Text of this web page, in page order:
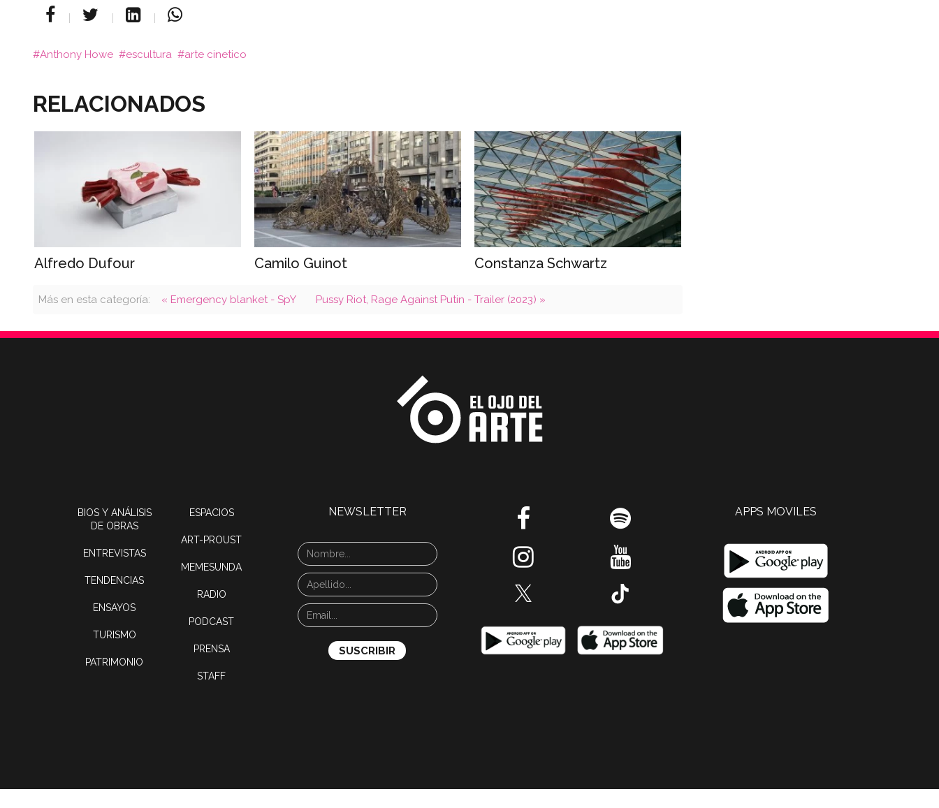
Anthony Howe escultura arte cinetico
RELACIONADOS
Alfredo Dufour Camilo Guinot Constanza Schwartz
Más en esta categoría: « Emergency blanket - SpY Pussy Riot, Rage Against Putin - Trailer (2023) »
BIOS Y ANÁLISIS
DE OBRAS
ENTREVISTAS
TENDENCIAS
ENSAYOS
TURISMO
PATRIMONIO
ESPACIOS
ART-PROUST
MEMESUNDA
RADIO
PODCAST
PRENSA
STAFF
NEWSLETTER APPS MOVILES